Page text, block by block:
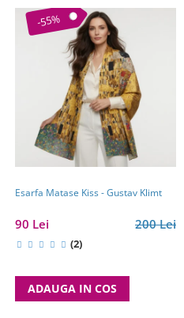
-55%
Esarfa Matase Kiss - Gustav Klimt
200 Lei
90 Lei
(2)
ADAUGA IN COS